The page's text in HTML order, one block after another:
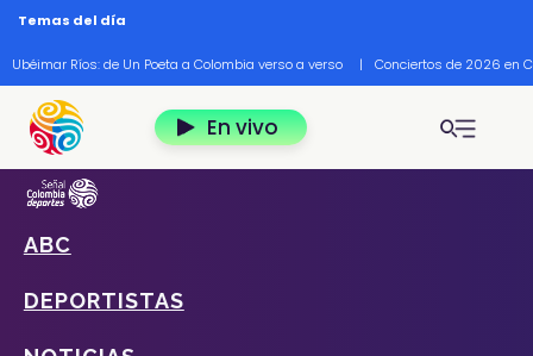
Pasar al contenido principal
Temas del día
Ubéimar Ríos: de Un Poeta a Colombia verso a verso | Conciertos de 2026 en
En vivo
ABC
DEPORTISTAS
Home
"Superman" López
"El ciclismo es el deporte más duro del mundo": "Superman"